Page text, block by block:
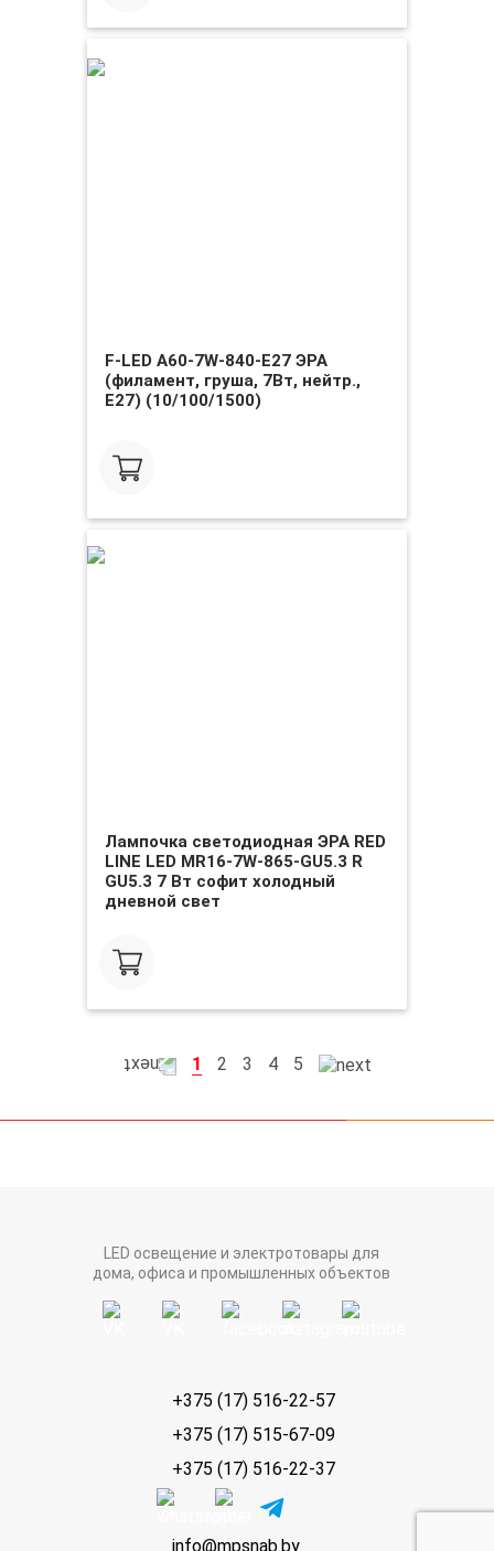
F-LED A60-7W-840-E27 ЭРА
(филамент, груша, 7Вт, нейтр.,
Е27) (10/100/1500)
Лампочка светодиодная ЭРА RED
LINE LED MR16-7W-865-GU5.3 R
GU5.3 7 Вт софит холодный
дневной свет
1 2 3 4 5
LED освещение и электротовары для
дома, офиса и промышленных объектов
+375 (17) 516-22-57
+375 (17) 515-67-09
+375 (17) 516-22-37
info@mpsnab.by